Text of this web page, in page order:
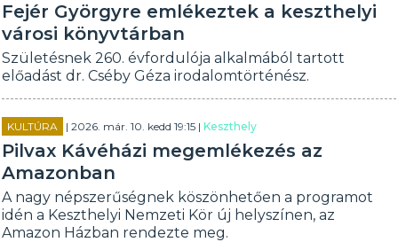
Fejér Györgyre emlékeztek a keszthelyi
városi könyvtárban
Születésnek 260. évfordulója alkalmából tartott
előadást dr. Cséby Géza irodalomtörténész.
KULTÚRA | 2026. már. 10. kedd 19:15 |Keszthely
Pilvax Kávéházi megemlékezés az
Amazonban
A nagy népszerűségnek köszönhetően a programot
idén a Keszthelyi Nemzeti Kör új helyszínen, az
Amazon Házban rendezte meg.